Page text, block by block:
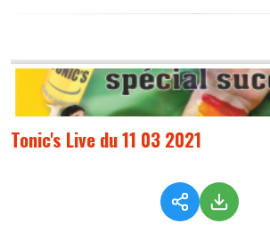
Tonic's Live du 11 03 2021